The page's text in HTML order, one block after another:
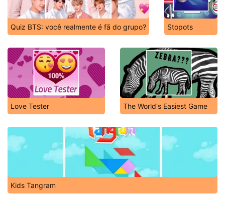
Quiz BTS: você realmente é fã do grupo? Stopots
Love Tester The World's Easiest Game
Kids Tangram